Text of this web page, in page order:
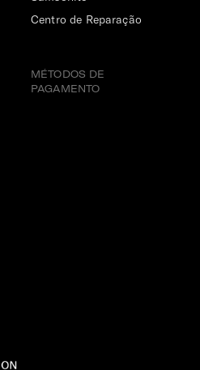
Centro de Reparação
MÉTODOS DE
PAGAMENTO